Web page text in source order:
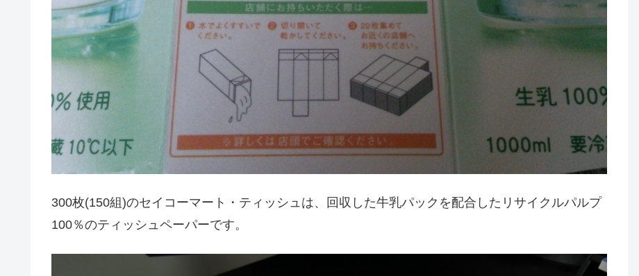
300枚(150組)のセイコーマート・ティッシュは、回収した牛乳パックを配合したリサイクルパルプ
100％のティッシュペーパーです。